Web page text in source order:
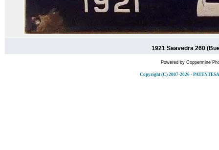
1921 Saavedra 260
Powered by Coppermine
Copyright (C) 2007-2026 -